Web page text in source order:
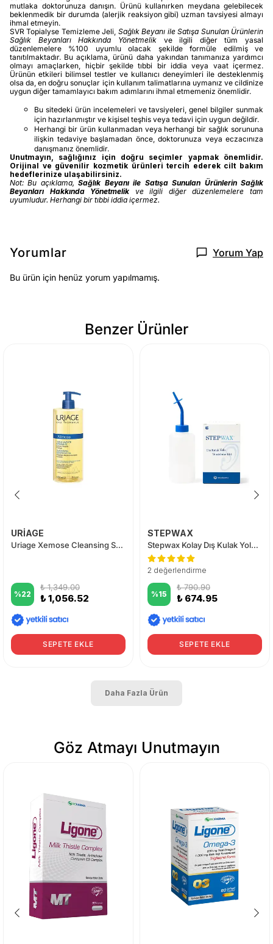
mutlaka doktorunuza danışın. Ürünü kullanırken meydana gelebilecek
beklenmedik bir durumda (alerjik reaksiyon gibi) uzman tavsiyesi almayı
ihmal etmeyin.
SVR Topialyse Temizleme Jeli, Sağlık Beyanı ile Satışa Sunulan Ürünlerin
Sağlık Beyanları Hakkında Yönetmelikve ilgili diğer tüm yasal
düzenlemelere %100 uyumlu olacak şekilde formüle edilmiş ve
tanıtılmaktadır. Bu açıklama, ürünü daha yakından tanımanıza yardımcı
olmayı amaçlarken, hiçbir şekilde tıbbi bir iddia veya vaat içermez.
Ürünün etkileri bilimsel testler ve kullanıcı deneyimleri ile desteklenmiş
olsa da, en doğru sonuçlar için kullanım talimatlarına uymanız ve cildinize
uygun diğer tamamlayıcı bakım adımlarını ihmal etmemeniz önemlidir.
Bu sitedeki ürün incelemeleri ve tavsiyeleri, genel bilgiler sunmak
için hazırlanmıştır ve kişisel teşhis veya tedavi için uygun değildir.
Herhangi bir ürün kullanmadan veya herhangi bir sağlık sorununa
ilişkin tedaviye başlamadan önce, doktorunuza veya eczacınıza
danışmanız önemlidir.
Unutmayın, sağlığınız için doğru seçimler yapmak önemlidir.
Orijinal ve güvenilir kozmetik ürünleri tercih ederek cilt bakım
hedeflerinize ulaşabilirsiniz.
Not: Bu açıklama,Sağlık Beyanı ile Satışa Sunulan Ürünlerin Sağlık
Beyanları Hakkında Yönetmelik ve ilgili diğer düzenlemelere tam
uyumludur. Herhangi bir tıbbi iddia içermez.
Yorumlar Yorum Yap
Bu ürün için henüz yorum yapılmamış.
Benzer Ürünler
URİAGE
Uriage Xemose Cleansing Soothing Oil 500 ml
%22
₺ 1,349.00
₺ 1,056.52
SEPETE EKLE
STEPWAX
Stepwax Kolay Dış Kulak Yolu Kir Temizleme Seti
2 değerlendirme
%15
₺ 790.90
₺ 674.95
SEPETE EKLE
Daha Fazla Ürün
Göz Atmayı Unutmayın